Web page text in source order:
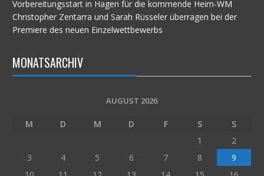
Vorbereitungsstart in Hagen für die kommende Heim-WM
Christopher Zentarra und Sarah Rüsseler überragen bei der
Premiere des neuen Einzelwettbewerbs
MONATSARCHIV
AUGUST 2026
M D M D F S
S
1
2
3
4 5 6 7 8
9